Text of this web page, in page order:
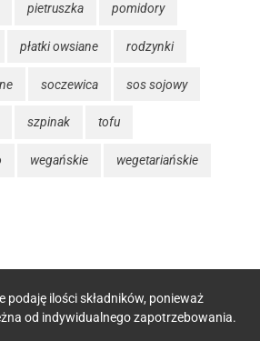
pietruszka pomidory
płatki owsiane rodzynki
soczewica sos sojowy
szpinak tofu
wegańskie wegetariańskie
podaję ilości składników, ponieważ
od indywidualnego zapotrzebowania.